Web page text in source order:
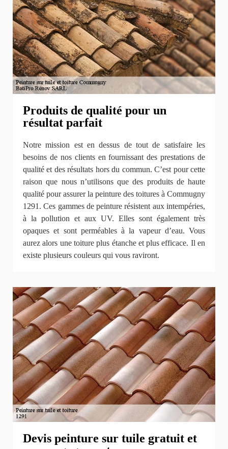
Produits de qualité pour un
résultat parfait
Notre mission est en dessus de tout de satisfaire les
besoins de nos clients en fournissant des prestations de
qualité et des résultats hors du commun. C’est pour cette
raison que nous n’utilisons que des produits de haute
qualité pour assurer la peinture des toitures à Commugny
1291. Ces gammes de peinture résistent aux intempéries,
à la pollution et aux UV. Elles sont également très
opaques et sont perméables à la vapeur d’eau. Vous
aurez alors une toiture plus étanche et plus efficace. Il en
existe plusieurs couleurs qui vous raviront.
Devis peinture sur tuile gratuit et